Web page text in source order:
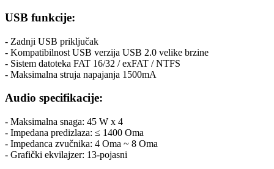
USB funkcije:
- Zadnji USB priključak
- Kompatibilnost USB verzija USB 2.0 velike brzine
- Sistem datoteka FAT 16/32 / exFAT / NTFS
- Maksimalna struja napajanja 1500mA
Audio specifikacije:
- Maksimalna snaga: 45 W x 4
- Impedana predizlaza: ≤ 1400 Oma
- Impedanca zvučnika: 4 Oma ~ 8 Oma
- Grafički ekvilajzer: 13-pojasni